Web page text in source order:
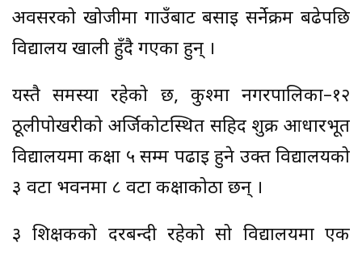
अवसरको खोजीमा गाउँबाट बसाई सर्नेक्रम बढेपछि
विद्यालय खाली हुँदै गएका हुन् ।
यस्तै समस्या रहेको छ, कुश्मा नगरपालिका–१२
ठूलीपोखरीको अर्जिकोटस्थित सहिद शुक्र आधारभूत
विद्यालयमा कक्षा ५ सम्म पढाइ हुने उक्त विद्यालयको
३ वटा भवनमा ८ वटा कक्षाकोठा छन् ।
३ शिक्षकको दरबन्दी रहेको सो विद्यालयमा एक